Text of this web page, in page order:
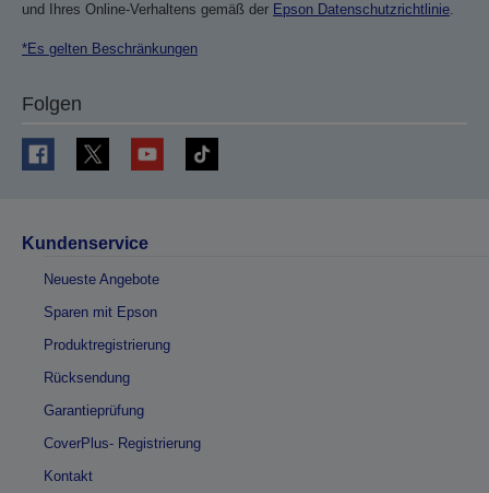
und Ihres Online-Verhaltens gemäß der Epson Datenschutzrichtlinie.
*Es gelten Beschränkungen
Folgen
Kundenservice
Neueste Angebote
Sparen mit Epson
Produktregistrierung
Rücksendung
Garantieprüfung
CoverPlus- Registrierung
Kontakt